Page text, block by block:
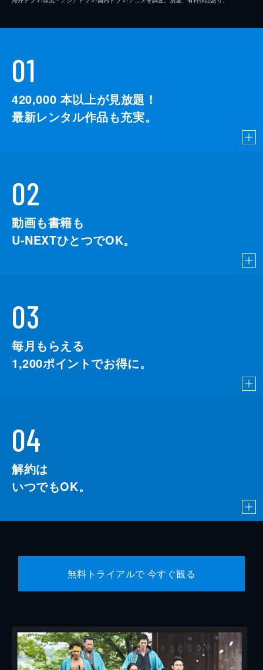
01
420,000 本以上が見放題！
最新レンタル作品も充実。
02
動画も書籍も
U-NEXTひとつでOK。
03
毎月もらえる
1,200ポイントでお得に。
04
解約は
いつでもOK。
無料トライアルで 今すぐ観る